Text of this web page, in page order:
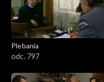
Plebania
odc. 797